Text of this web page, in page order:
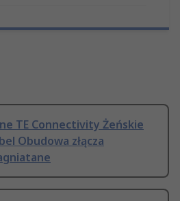
TE Connectivity Żeńskie
Obudowa złącza